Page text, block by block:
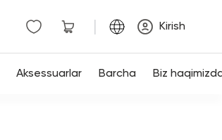
Kirish
Aksessuarlar Barcha Biz